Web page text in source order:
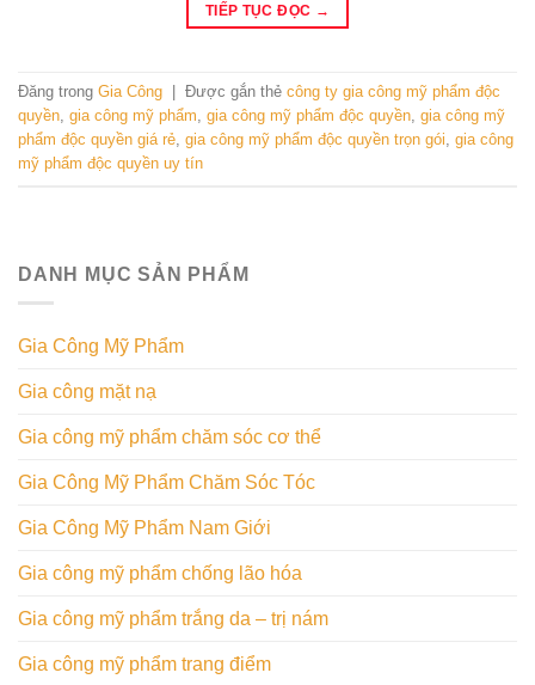
TIẾP TỤC ĐỌC →
Đăng trong Gia Công Được gắn thẻ công ty gia công mỹ phẩm độc
quyền gia công mỹ phẩm gia công mỹ phẩm độc quyền gia công mỹ
phẩm độc quyền giá rẻ gia công mỹ phẩm độc quyền trọn gói gia công
mỹ phẩm độc quyền uy tín
DANH MỤC SẢN PHẨM
Gia Công Mỹ Phẩm
Gia công mặt nạ
Gia công mỹ phẩm chăm sóc cơ thể
Gia Công Mỹ Phẩm Chăm Sóc Tóc
Gia Công Mỹ Phẩm Nam Giới
Gia công mỹ phẩm chống lão hóa
Gia công mỹ phẩm trắng da – trị nám
Gia công mỹ phẩm trang điểm